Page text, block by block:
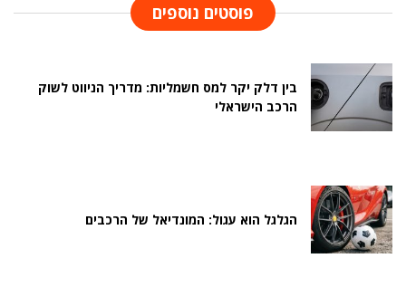
פוסטים נוספים
בין דלק יקר למס חשמליות: מדריך הניווט לשוק
הרכב הישראלי
הגלגל הוא עגול: המונדיאל של הרכבים